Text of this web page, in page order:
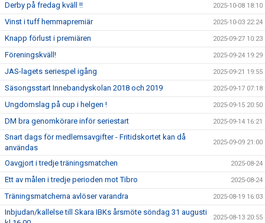
Derby på fredag kväll !! 2025-10-08 18:10
Vinst i tuff hemmapremiär 2025-10-03 22:24
Knapp förlust i premiären 2025-09-27 10:23
Föreningskväll! 2025-09-24 19:29
JAS-lagets seriespel igång 2025-09-21 19:55
Säsongsstart Innebandyskolan 2018 och 2019 2025-09-17 07:18
Ungdomslag på cup i helgen ! 2025-09-15 20:50
DM bra genomkörare inför seriestart 2025-09-14 16:21
Snart dags för medlemsavgifter - Fritidskortet kan då
användas
2025-09-09 21:00
Oavgjort i tredje träningsmatchen 2025-08-24
Ett av målen i tredje perioden mot Tibro 2025-08-24
Träningsmatcherna avlöser varandra 2025-08-19 16:03
Inbjudan/kallelse till Skara IBKs årsmöte söndag 31 augusti
2025-08-13 20:55